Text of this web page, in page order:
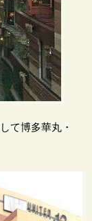
て博多華丸・